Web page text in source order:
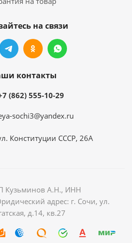
на связи
контакты
(862) 555-10-29
sochi3@yandex.ru
Конституции СССР, 26А
Кузьминов А.Н., ИНН
адрес: г. Сочи, ул.
д.14, кв.27